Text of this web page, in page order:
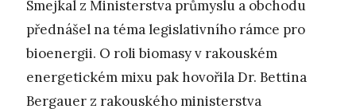
Smejkal z Ministerstva průmyslu a obchodu
přednášel na téma legislativního rámce pro
bioenergii. O roli biomasy v rakouském
energetickém mixu pak hovořila Dr. Bettina
Bergauer z rakouského ministerstva